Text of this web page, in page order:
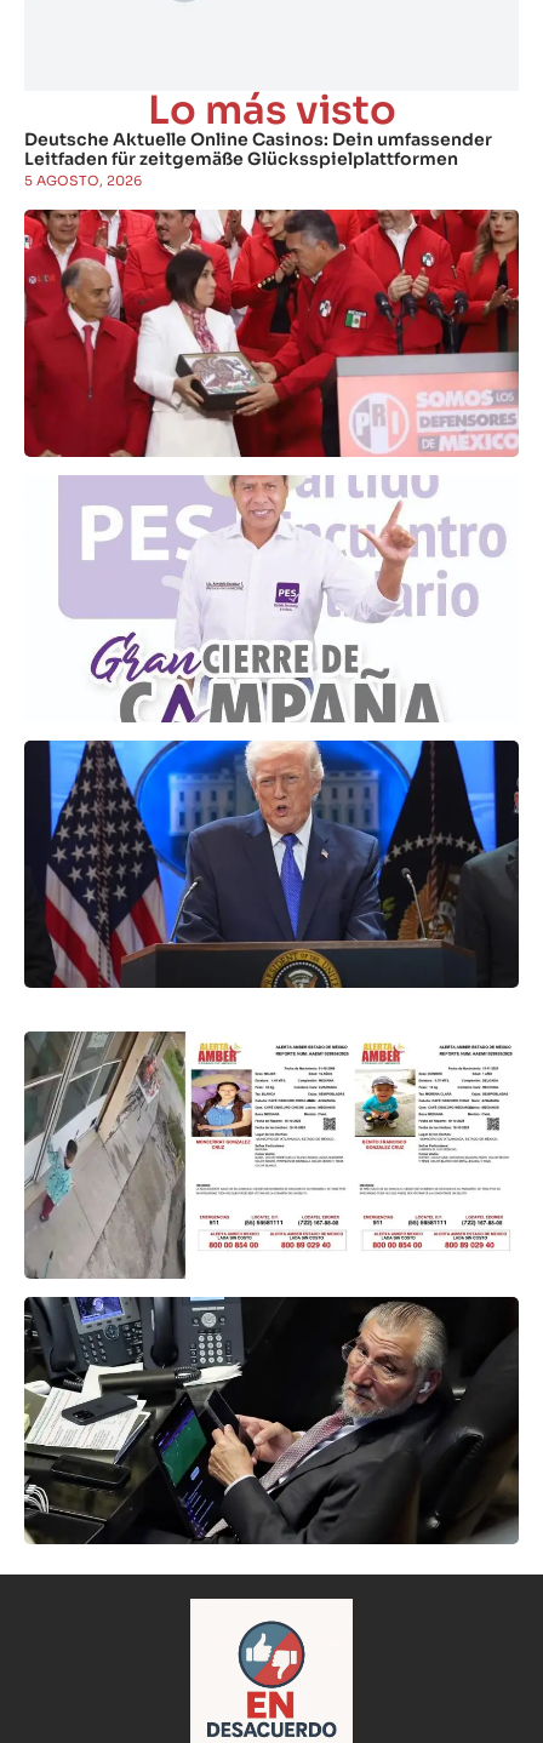
Lo más visto
Deutsche Aktuelle Online Casinos: Dein umfassender
Leitfaden für zeitgemäße Glücksspielplattformen
5 AGOSTO, 2026